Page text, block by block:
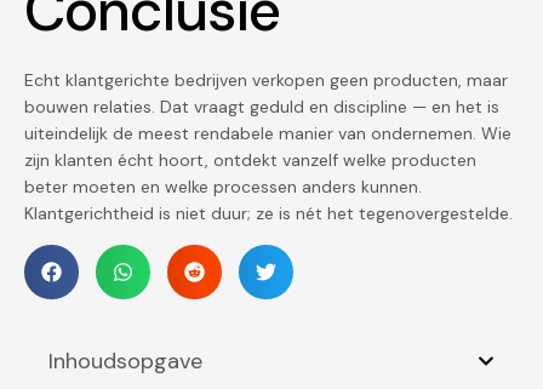
Echt klantgerichte bedrijven verkopen geen producten, maar
bouwen relaties. Dat vraagt geduld en discipline — en het is
uiteindelijk de meest rendabele manier van ondernemen. Wie
zijn klanten écht hoort, ontdekt vanzelf welke producten
beter moeten en welke processen anders kunnen.
Klantgerichtheid is niet duur; ze is nét het tegenovergestelde.
Inhoudsopgave